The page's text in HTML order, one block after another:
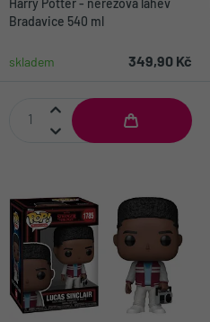
Harry Potter - nerezová láhev
Bradavice 540 ml
skladem 349,90 Kč